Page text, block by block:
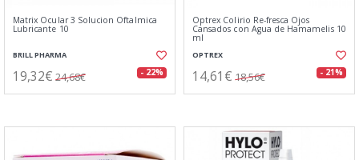
Matrix Ocular 3 Solucion Oftalmica
Lubricante 10
BRILL PHARMA
19,32€ 24,68€ - 22%
Optrex Colirio Re-fresca Ojos
Cansados con Agua de Hamamelis 10
ml
OPTREX
14,61€ 18,56€ - 21%